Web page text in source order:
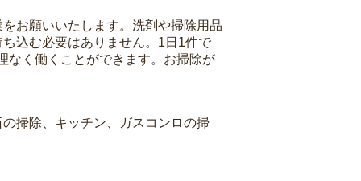
お願いいたします。洗剤や掃除用品
込む必要はありません。1日1件で
なく働くことができます。お掃除が
掃除、キッチン、ガスコンロの掃